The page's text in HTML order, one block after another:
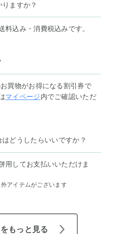
ますか？
料込み・消費税込みです。
買物がお得になる割引券で
マイページ内でご確認いただ
どうしたらいいですか？
用してお支払いいただけま
アイテムがございます
もっと見る